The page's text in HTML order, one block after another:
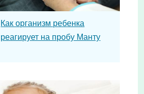
Как организм ребенка
реагирует на пробу Манту